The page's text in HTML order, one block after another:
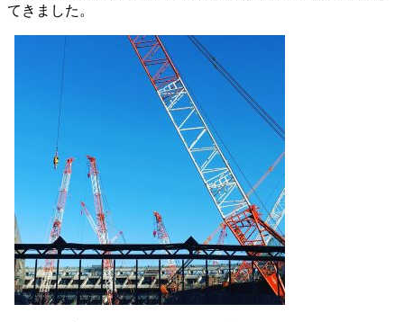
てきました。